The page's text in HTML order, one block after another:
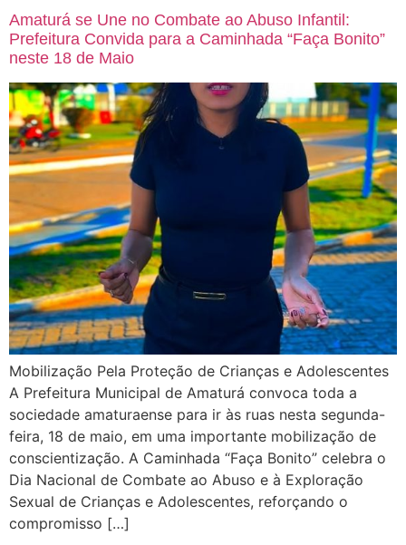
Amaturá se Une no Combate ao Abuso Infantil:
Prefeitura Convida para a Caminhada “Faça Bonito”
neste 18 de Maio
Mobilização Pela Proteção de Crianças e Adolescentes
A Prefeitura Municipal de Amaturá convoca toda a
sociedade amaturaense para ir às ruas nesta segunda-
feira, 18 de maio, em uma importante mobilização de
conscientização. A Caminhada “Faça Bonito” celebra o
Dia Nacional de Combate ao Abuso e à Exploração
Sexual de Crianças e Adolescentes, reforçando o
compromisso […]